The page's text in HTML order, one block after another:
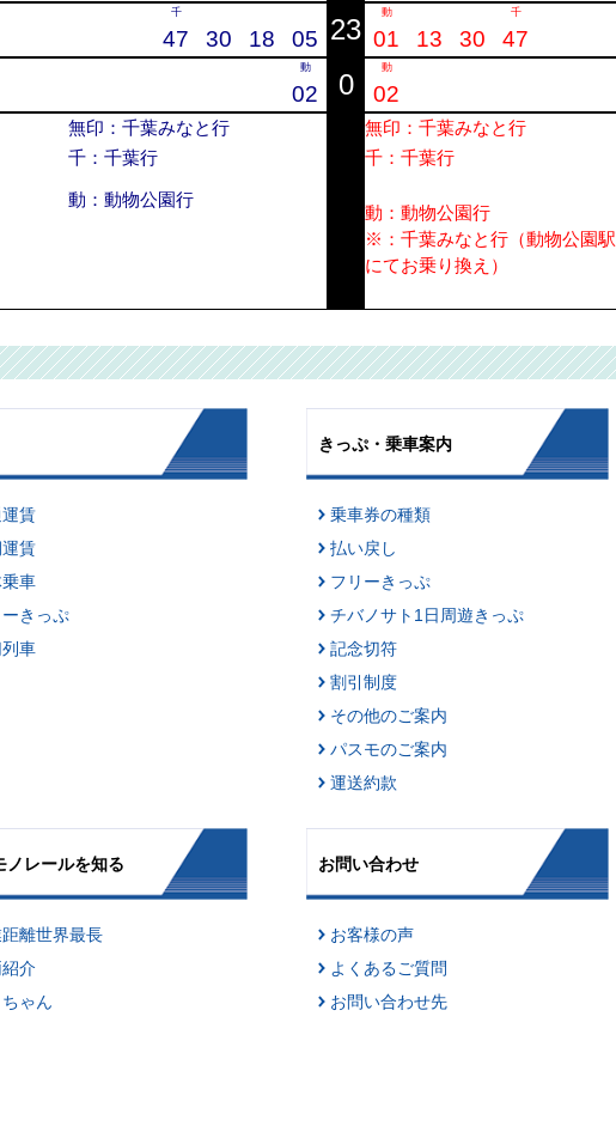
千
23
動 千
47 30 18 05 01 13 30 47
動
0
動
02 02
無印：千葉みなと行
無印：千葉みなと行
千：千葉行
千：千葉行
動：動物公園行
動：動物公園行
※：千葉みなと行（動物公園駅
にてお乗り換え）
賃
賃
車
きっぷ
車
きっぷ・乗車案内
乗車券の種類
払い戻し
フリーきっぷ
チバノサト1日周遊きっぷ
記念切符
割引制度
その他のご案内
パスモのご案内
運送約款
ノレールを知る
離世界最長
介
ゃん
お問い合わせ
お客様の声
よくあるご質問
お問い合わせ先